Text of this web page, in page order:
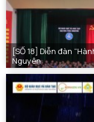
[SỐ 18] Diễn đàn
Nguyên